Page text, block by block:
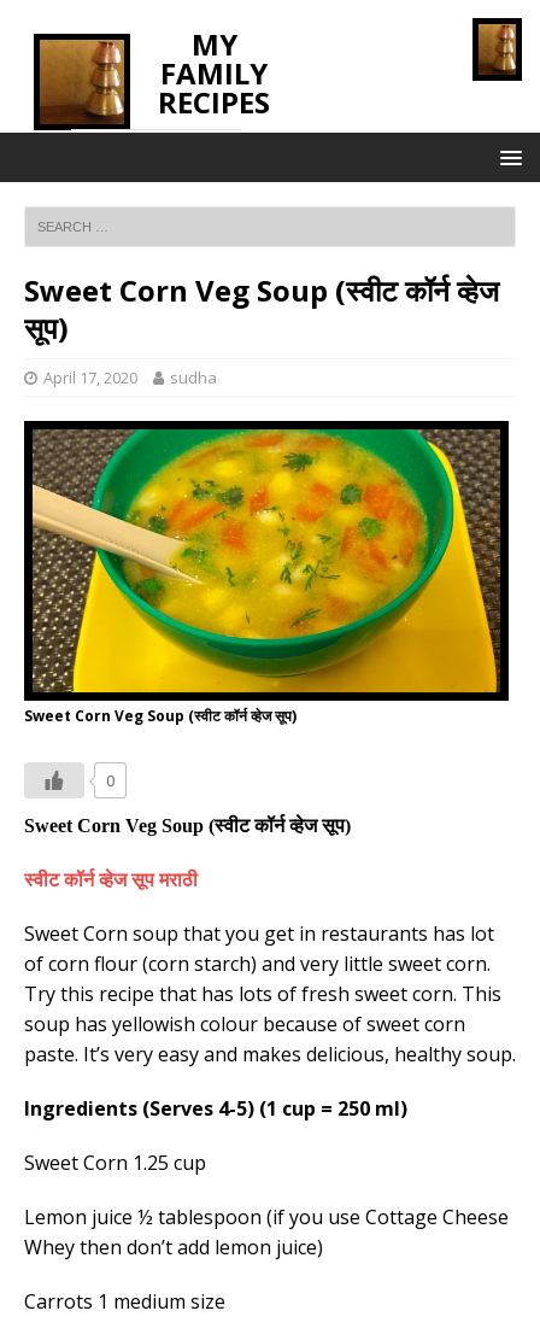
MY
FAMILY
RECIPES
Sweet Corn Veg Soup (स्वीट कॉर्न व्हेज
सूप)
April 17, 2020 sudha
Sweet Corn Veg Soup (स्वीट कॉर्न व्हेज सूप)
0
Sweet Corn Veg Soup (स्वीट कॉर्न व्हेज सूप)
स्वीट कॉर्न व्हेज सूप मराठी
Sweet Corn soup that you get in restaurants has lot
of corn flour (corn starch) and very little sweet corn.
Try this recipe that has lots of fresh sweet corn. This
soup has yellowish colour because of sweet corn
paste. It’s very easy and makes delicious, healthy soup.
Ingredients (Serves 4-5) (1 cup = 250 ml)
Sweet Corn 1.25 cup
Lemon juice ½ tablespoon (if you use Cottage Cheese
Wheythen don’t add lemon juice)
Carrots 1 medium size